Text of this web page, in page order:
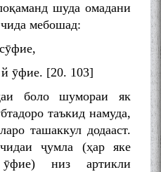
шуда омадани
мебошад:
ӯфие. [20. 103]
боло шумораи як
таъкид намуда,
ташаккул додааст.
ҷумла (ҳар яке
низ артикли